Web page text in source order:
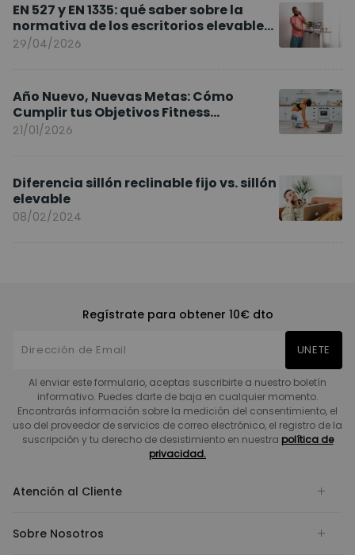
EN 527 y EN 1335: qué saber sobre la
normativa de los escritorios elevables
y sillas ergonómicas
29/04/2026
Año Nuevo, Nuevas Metas: Cómo
Cumplir tus Objetivos Fitness
Entrenando en Casa
21/01/2026
Diferencia sillón reclinable fijo vs. sillón
elevable
08/02/2024
Regístrate para obtener 10€ dto
UNETE
Al enviar este formulario, aceptas suscribirte a nuestro boletín
informativo. Puedes darte de baja en cualquier momento.
Encontrarás información sobre la medición del consentimiento, el
uso del proveedor de servicios de correo electrónico, el registro de la
suscripción y tu derecho de desistimiento en nuestra política de
privacidad.
Atención al Cliente
Sobre Nosotros